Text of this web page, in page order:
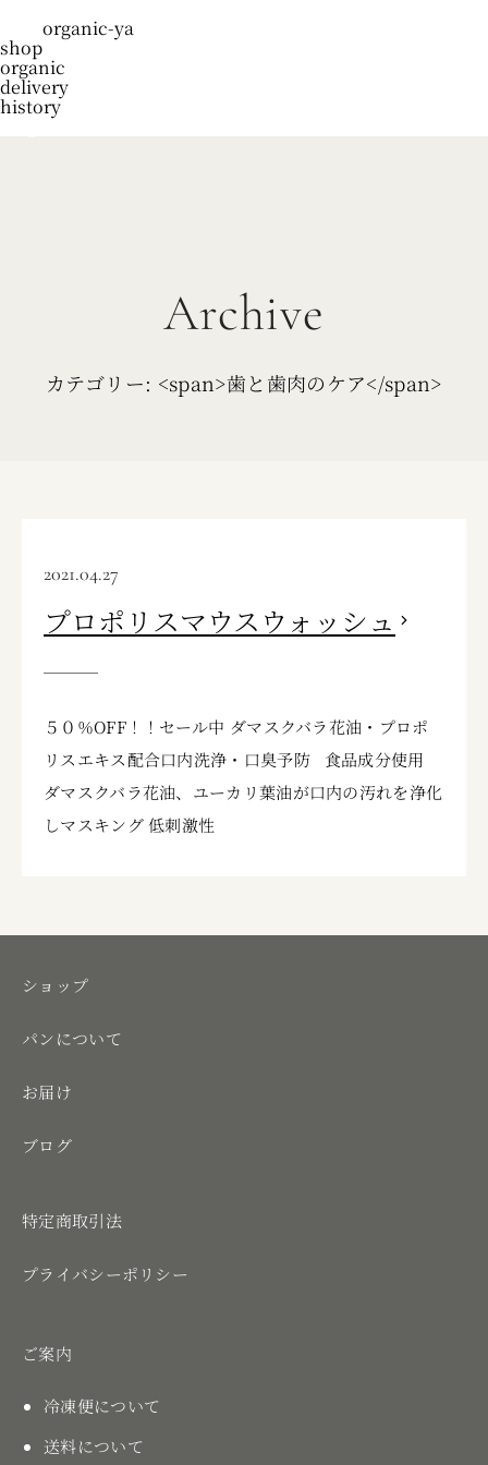
organic-ya
shop
organic
delivery
history
Archive
カテゴリー: <span>歯と歯肉のケア</span>
2021.04.27
プロポリスマウスウォッシュ
５０％OFF！！セール中 ダマスクバラ花油・プロポ
リスエキス配合口内洗浄・口臭予防 食品成分使用
ダマスクバラ花油、ユーカリ葉油が口内の汚れを浄化
しマスキング 低刺激性
ショップ
パンについて
お届け
ブログ
特定商取引法
プライバシーポリシー
ご案内
冷凍便について
送料について